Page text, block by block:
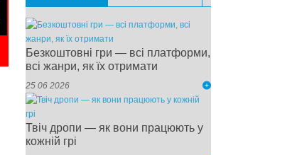
Безкоштовні гри — всі платформи,
всі жанри, як їх отримати
25 06 2026
Твіч дропи — як вони працюють у
кожній грі